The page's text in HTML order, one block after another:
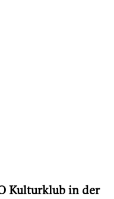
Kulturklub in der